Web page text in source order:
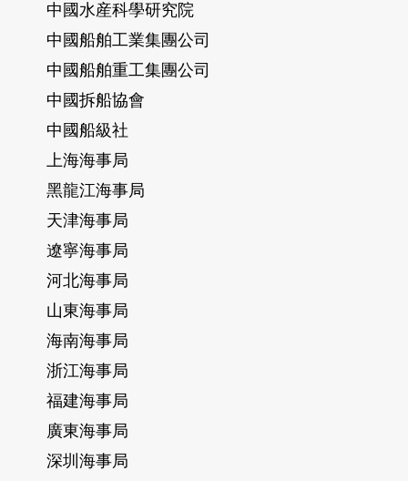
中國水産科學研究院
中國船舶工業集團公司
中國船舶重工集團公司
中國拆船協會
中國船級社
上海海事局
黑龍江海事局
天津海事局
遼寧海事局
河北海事局
山東海事局
海南海事局
浙江海事局
福建海事局
廣東海事局
深圳海事局